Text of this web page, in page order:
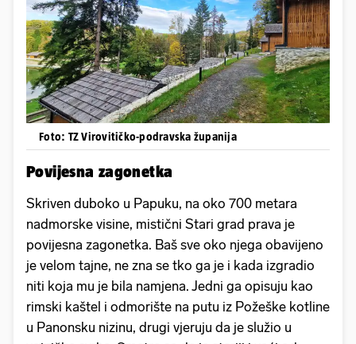
Foto: TZ Virovitičko-podravska županija
Povijesna zagonetka
Skriven duboko u Papuku, na oko 700 metara
nadmorske visine, mistični Stari grad prava je
povijesna zagonetka. Baš sve oko njega obavijeno
je velom tajne, ne zna se tko ga je i kada izgradio
niti koja mu je bila namjena. Jedni ga opisuju kao
rimski kaštel i odmorište na putu iz Požeške kotline
u Panonsku nizinu, drugi vjeruju da je služio u